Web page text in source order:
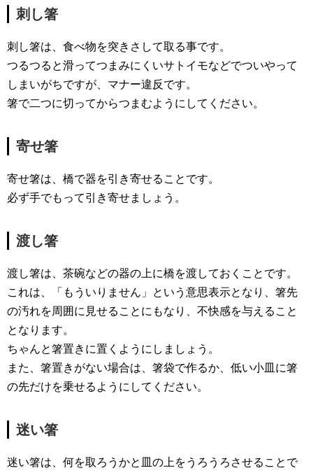
刺し箸
刺し箸は、食べ物を突きさして取る事です。
つるつると滑ってつまみにくいサトイモなどでついやって
しまいがちですが、マナー違反です。
箸で二つに切ってからつまむようにしてください。
寄せ箸
寄せ箸は、橋で器を引き寄せることです。
必ず手でもって引き寄せましょう。
渡し箸
渡し箸は、茶碗などの器の上に橋を渡しておくことです。
これは、「もういりません」という意思表示となり、箸先
の汚れを周囲に見せることにもなり、不快感を与えること
となります。
ちゃんと箸置きに置くようにしましょう。
また、箸置きがない場合は、箸袋で作るか、低い小皿に箸
の先だけを乗せるようにしてください。
迷い箸
迷い箸は、何を取ろうかと皿の上をうろうろさせることで